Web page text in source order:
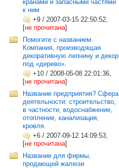
кранами и запасными частями
к ним
+9 / 2007-03-15 22:50:52,
[не прочитана]
Помогите с названием.
Компания, производящая
декоративную лепнину и декор
под «дерево».
+10 / 2008-05-08 22:01:36,
[не прочитана]
Название предприятия? Сфера
деятельности: строительство,
в частности, водоснабжение,
отопление, канализация,
кровля.
+6 / 2007-09-12 14:09:53,
[не прочитана]
Название для фирмы,
продающей жалюзи